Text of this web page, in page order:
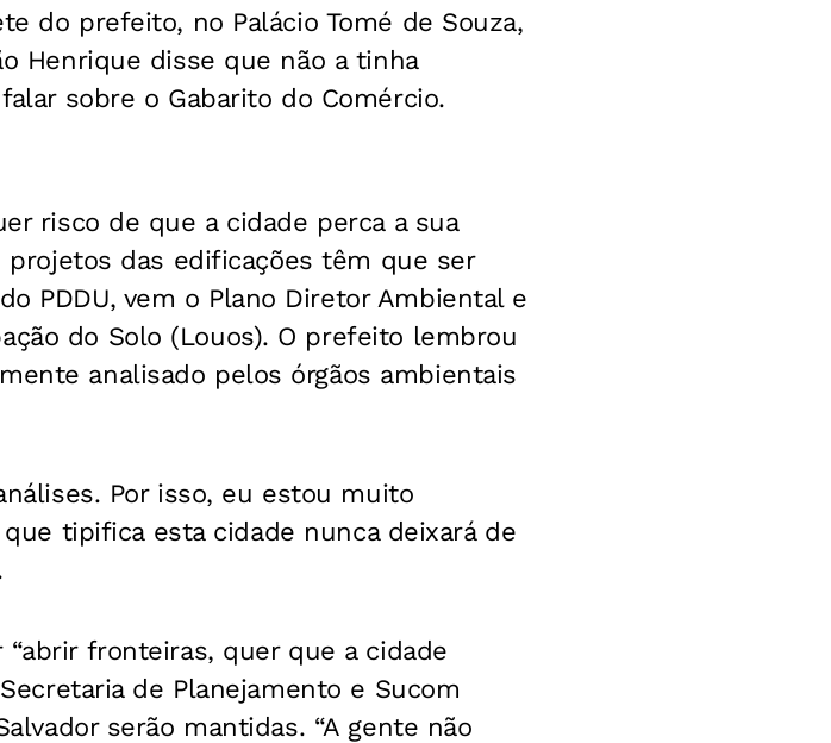
do prefeito, no Palácio Tomé de Souza,
Henrique disse que não a tinha
sobre o Gabarito do Comércio.
risco de que a cidade perca a sua
das edificações têm que ser
PDDU, vem o Plano Diretor Ambiental e
do Solo (Louos). O prefeito lembrou
analisado pelos órgãos ambientais
Por isso, eu estou muito
tipifica esta cidade nunca deixará de
“abrir fronteiras, quer que a cidade
de Planejamento e Sucom
serão mantidas. “A gente não